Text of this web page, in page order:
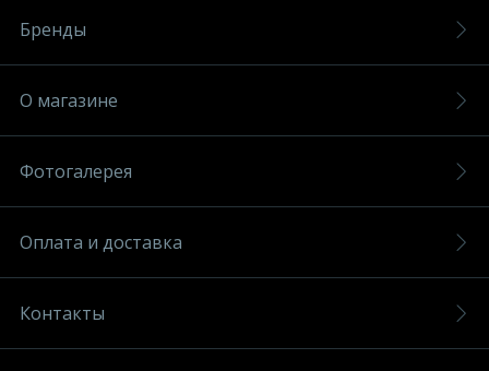
Бренды
О магазине
Фотогалерея
Оплата и доставка
Контакты